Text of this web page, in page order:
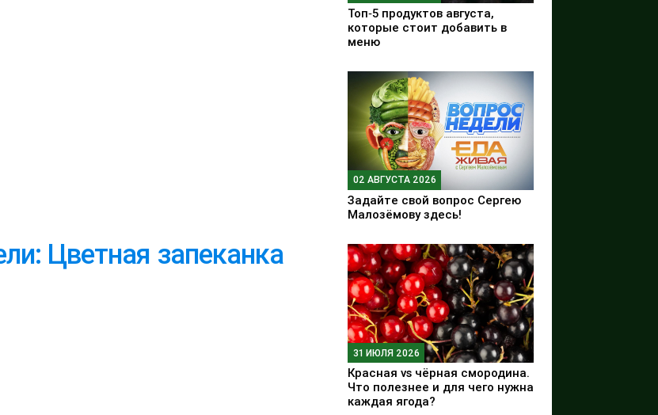
Цветная запеканка
Топ‑5 продуктов августа,
которые стоит добавить в
меню
02 АВГУСТА 2026
Задайте свой вопрос Сергею
Малозёмову здесь!
31 ИЮЛЯ 2026
Красная vs чёрная смородина.
Что полезнее и для чего нужна
каждая ягода?